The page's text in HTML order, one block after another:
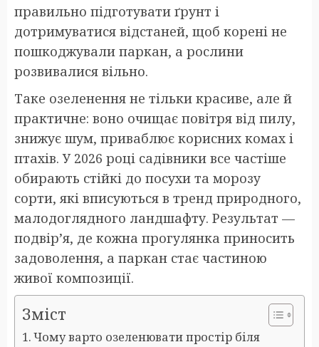
правильно підготувати ґрунт і
дотримуватися відстаней, щоб корені не
пошкоджували паркан, а рослини
розвивалися вільно.
Таке озеленення не тільки красиве, але й
практичне: воно очищає повітря від пилу,
знижує шум, приваблює корисних комах і
птахів. У 2026 році садівники все частіше
обирають стійкі до посухи та морозу
сорти, які вписуються в тренд природного,
малодоглядного ландшафту. Результат —
подвір’я, де кожна прогулянка приносить
задоволення, а паркан стає частиною
живої композиції.
Зміст
Чому варто озеленювати простір біля